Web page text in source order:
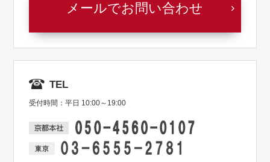
メールでお問い合わせ
TEL
受付時間：平日 10:00～19:00